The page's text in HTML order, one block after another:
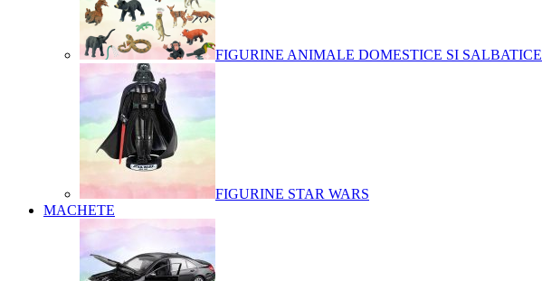
FIGURINE ANIMALE DOMESTICE SI SALBATICE
FIGURINE STAR WARS
MACHETE